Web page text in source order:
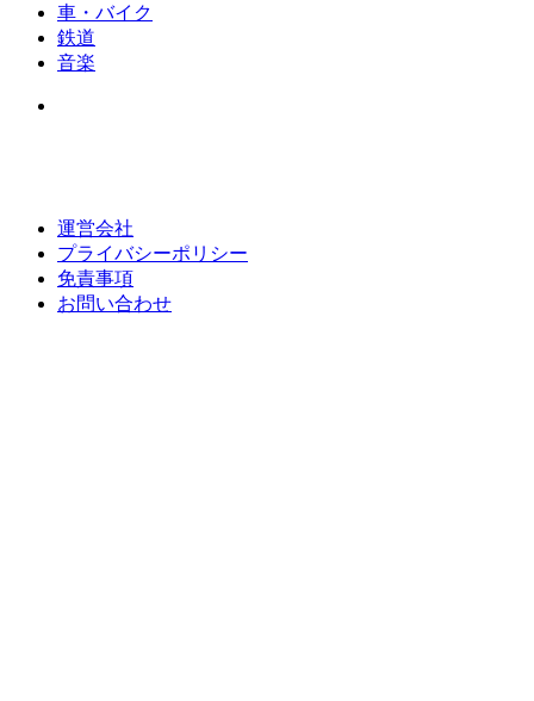
車・バイク
鉄道
音楽
運営会社
プライバシーポリシー
免責事項
お問い合わせ